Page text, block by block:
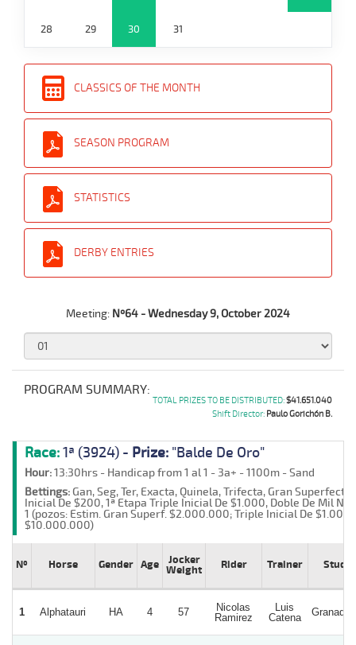
28 29 30 31
CLASSICS OF THE MONTH
SEASON PROGRAM
STATISTICS
DERBY ENTRIES
Meeting: Nº64 - Wednesday 9, October 2024
PROGRAM SUMMARY:
TOTAL PRIZES TO BE DISTRIBUTED:$41.651.040
Shift Director: Paulo Gorichón B.
Race:1ª (3924) - Prize: "Balde De Oro"
Hour:13:30hrs - Handicap from 1 al 1 - 3a+ - 1100m - Sand
Bettings:Gan, Seg, Ter, Exacta, Quinela, Trifecta, Gran Superfecta
Inicial De $200, 1ª Etapa Triple Inicial De $1.000, Doble De Mil Nº
1 (pozos: Estim. Gran Superf. $2.000.000; Triple Inicial De $1.000
$10.000.000)
Nº Horse Gender Age
Jocker
Weight
Rider Trainer Stud
1 Alphatauri HA 4 57
Nicolas
Ramirez
Luis
Catena